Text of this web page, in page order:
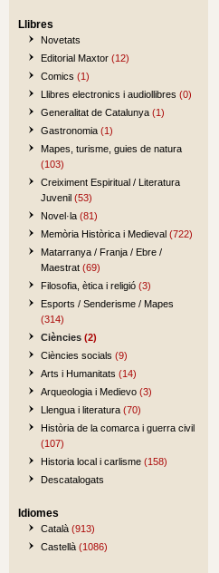
Llibres
Novetats
Editorial Maxtor (12)
Comics (1)
Llibres electronics i audiollibres (0)
Generalitat de Catalunya (1)
Gastronomia (1)
Mapes, turisme, guies de natura
(103)
Creiximent Espiritual / Literatura
Juvenil (53)
Novel·la (81)
Memòria Històrica i Medieval (722)
Matarranya / Franja / Ebre /
Maestrat (69)
Filosofia, ètica i religió (3)
Esports / Senderisme / Mapes
(314)
Ciències (2)
Ciències socials (9)
Arts i Humanitats (14)
Arqueologia i Medievo (3)
Llengua i literatura (70)
Història de la comarca i guerra civil
(107)
Historia local i carlisme (158)
Descatalogats
Idiomes
Català (913)
Castellà (1086)